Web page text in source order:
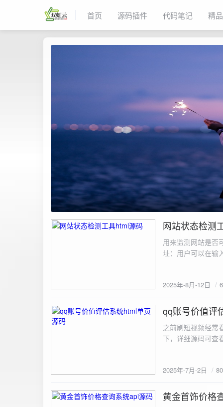
首页 源码插件 代码笔记 精
2025-8-12
网站状态检测
用来监测网站是否
址：用户可以在输
同时也会从筛选下
测功能： 设置监测
停止监测：点击 “
隔时间循环检测。
行最多 3 次重试
会显示所有或筛选
2025年-8月-12日
2025-7-2
qq账号价值评
之前刷短视频经常
2025年-7月-2日
2025-6-29
黄金首饰价格